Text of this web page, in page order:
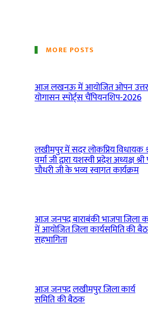
MORE POSTS
आज लखनऊ में आयोजित ओपन उत्तर
योगासन स्पोर्ट्स चैंपियनशिप-2026
लखीमपुर में सदर लोकप्रिय विधायक
वर्मा जी द्वारा यशस्वी प्रदेश अध्यक्ष
चौधरी जी के भव्य स्वागत कार्यक्रम
आज जनपद बाराबंकी भाजपा जिला
में आयोजित जिला कार्यसमिति की
सहभागिता
आज जनपद लखीमपुर जिला कार्य
समिति की बैठक